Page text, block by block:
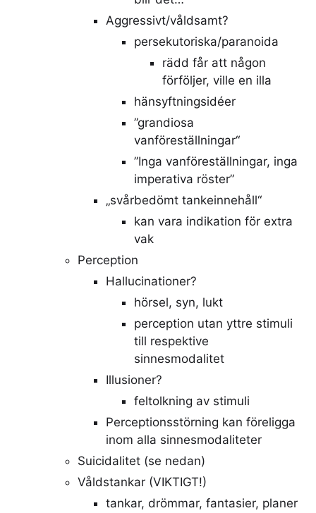
Aggressivt/våldsamt?
persekutoriska/paranoida
rädd får att någon
förföljer, ville en illa
hänsyftningsidéer
”grandiosa
vanföreställningar“
”Inga vanföreställningar, inga
imperativa röster”
„svårbedömt tankeinnehåll“
kan vara indikation för extra
vak
Perception
Hallucinationer?
hörsel, syn, lukt
perception utan yttre stimuli
till respektive
sinnesmodalitet
Illusioner?
feltolkning av stimuli
Perceptionsstörning kan föreligga
inom alla sinnesmodaliteter
Suicidalitet (se nedan)
Våldstankar (VIKTIGT!)
tankar, drömmar, fantasier, planer